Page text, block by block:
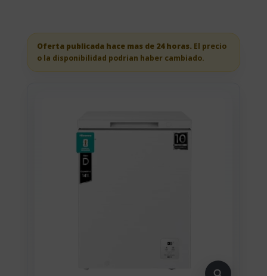
Oferta publicada hace mas de 24 horas. El precio
o la disponibilidad podrian haber cambiado.